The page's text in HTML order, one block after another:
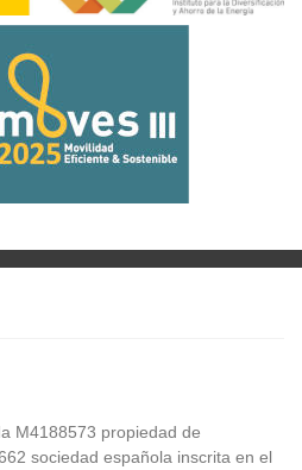
M4188573 propiedad de
sociedad española inscrita en el